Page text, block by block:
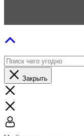
Закрыть